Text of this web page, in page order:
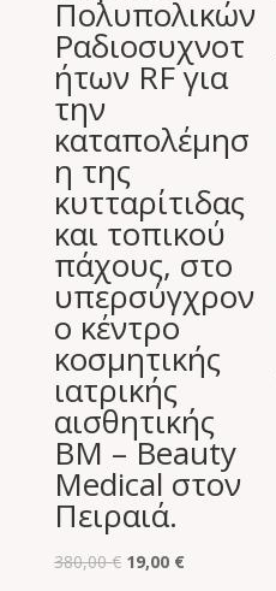
Πολυπολικών
Ραδιοσυχνοτ
ήτων RF για
την
καταπολέμησ
η της
κυτταρίτιδας
και τοπικού
πάχους, στο
υπερσύγχρον
ο κέντρο
κοσμητικής
ιατρικής
αισθητικής
BM – Beauty
Medical στον
Πειραιά.
380,00€ Original
19,00 €Η